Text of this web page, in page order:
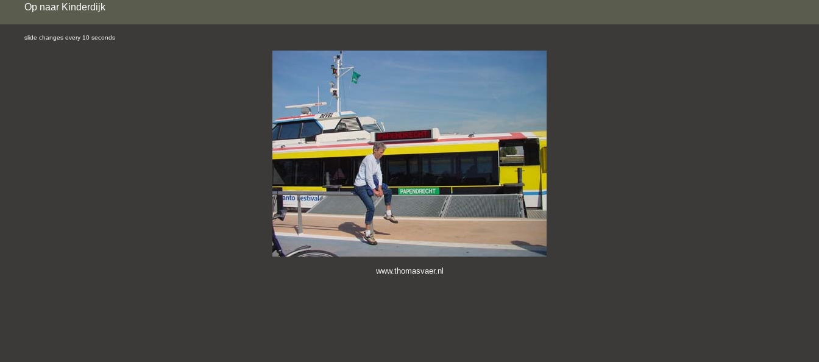
Op naar Kinderdijk
slide changes every 10 seconds
www.thomasvaer.nl